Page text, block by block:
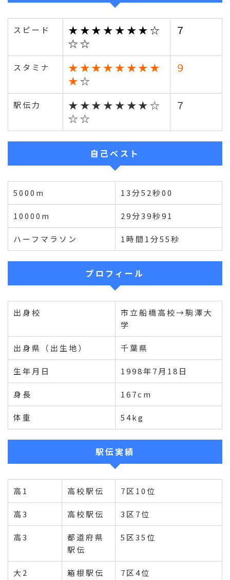
スピード
★★★★★★★☆
☆☆
７
スタミナ
★★★★★★★★
★ ☆
９
駅伝力
★★★★★★★☆
☆☆
７
自己ベスト
5000m 13分52秒00
10000m 29分39秒91
ハーフマラソン 1時間1分55秒
プロフィール
出身校
市立船橋高校→駒澤大
学
出身県（出生地） 千葉県
生年月日 1998年7月18日
身長 167cm
体重 54kg
駅伝実績
高1 高校駅伝 7区10位
高3 高校駅伝 3区7位
高3
都道府県
駅伝
5区35位
大2 箱根駅伝 7区4位